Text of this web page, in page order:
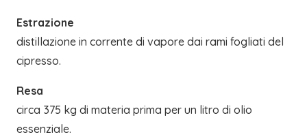
Estrazione
distillazione in corrente di vapore dai rami fogliati del
cipresso.
Resa
circa 375 kg di materia prima per un litro di olio
essenziale.